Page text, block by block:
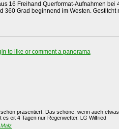
16 Freihand Querformat-Aufnahmen bei
360 Grad beginnend im Westen.
to like or comment a panorama
präsentiert. Das schöne, wenn auch
es eit 4 Tagen nur Regenwetter. LG Wilfried